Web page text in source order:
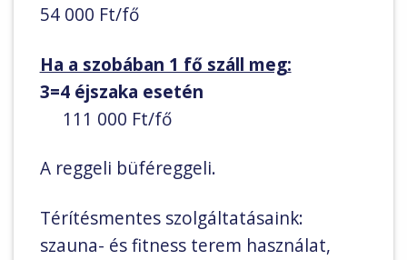
54 000 Ft/fő
Ha a szobában 1 fő száll meg:
3=4 éjszaka esetén
111 000 Ft/fő
A reggeli büféreggeli.
Térítésmentes szolgáltatásaink:
szauna- és fitness terem használat,